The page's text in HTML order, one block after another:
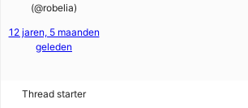
(@robelia)
12 jaren, 5 maanden
geleden
Thread starter